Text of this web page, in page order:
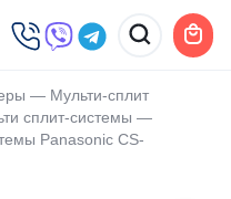
— Мульти-сплит
сплит-системы —
Panasonic CS-